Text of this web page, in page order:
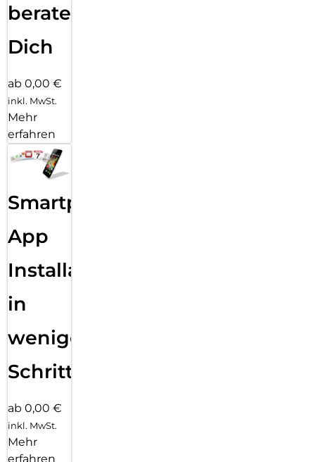
beraten
Dich
ab 0,00 €
inkl. MwSt.
Mehr
erfahren
Smartphone
App
Installation
in
wenigen
Schritten
ab 0,00 €
inkl. MwSt.
Mehr
erfahren